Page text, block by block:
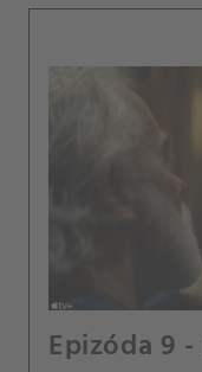
Epizóda 9